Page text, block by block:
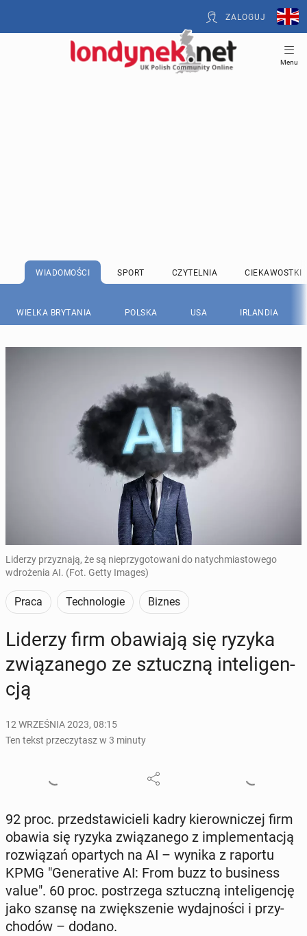
ZALOGUJ
Menu
WIADOMOŚCI SPORT CZYTELNIA CIEKAWOSTKI
WIELKA BRYTANIA POLSKA USA IRLANDIA
Liderzy przyznają, że są nieprzygotowani do natychmiastowego
wdrożenia AI. (Fot. Getty Images)
Praca Technologie Biznes
Liderzy firm oba­wia­ją się ryzyka
zwią­za­ne­go ze sztucz­ną in­te­li­gen­
cją
12 WRZEŚNIA 2023, 08:15
Ten tekst przeczytasz w 3 minuty
92 proc. przed­sta­wi­cie­li kadry kie­row­ni­czej firm
obawia się ryzyka zwią­za­ne­go z im­ple­men­ta­cją
roz­wią­zań opar­tych na AI – wynika z raportu
KPMG "Ge­ne­ra­ti­ve AI: From buzz to bu­si­ness
value". 60 proc. po­strze­ga sztucz­ną in­te­li­gen­cję
jako szansę na zwięk­sze­nie wy­daj­no­ści i przy­
cho­dów – dodano.